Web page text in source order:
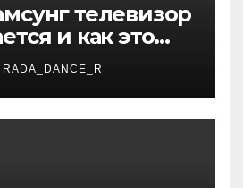
телевизор
и как это
— основные
возможные
RADA_DANCE_R